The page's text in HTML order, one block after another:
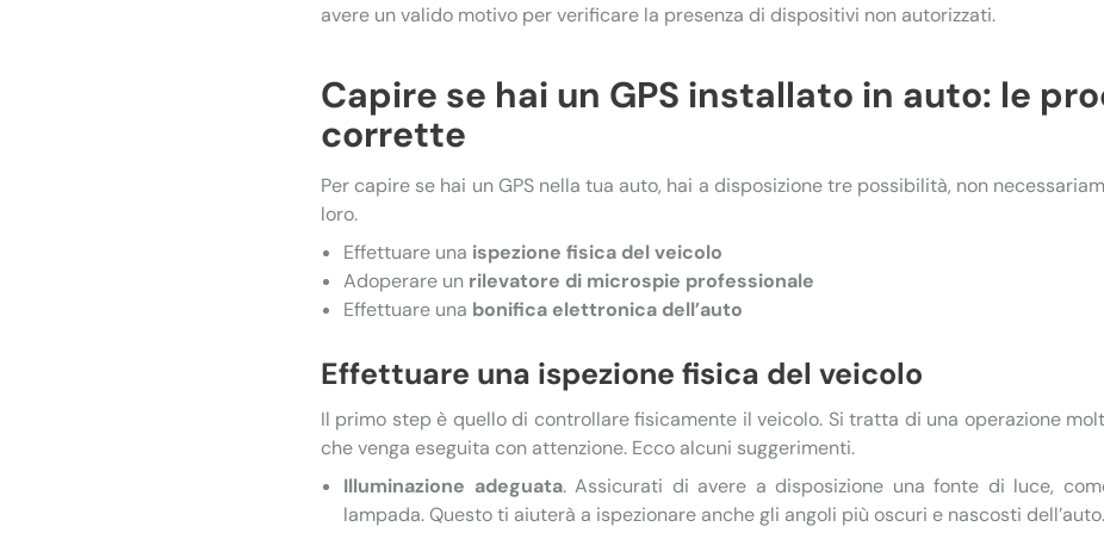
avere un valido motivo per verificare la presenza di dispositivi non autorizzati.
Capire se hai un GPS installato in auto: le
corrette
Per capire se hai un GPS nella tua auto, hai a disposizione tre possibilità, non
loro.
Effettuare una ispezione fisica del veicolo
Adoperare unrilevatore di microspie professionale
Effettuare una bonifica elettronica dell’auto
Effettuare una ispezione fisica del veicolo
Il primo step è quello di controllare fisicamente il veicolo. Si tratta di una operazione
che venga eseguita con attenzione. Ecco alcuni suggerimenti.
Illuminazione adeguata. Assicurati di avere a disposizione una fonte di luce,
lampada. Questo ti aiuterà a ispezionare anche gli angoli più oscuri e nascosti dell’auto.